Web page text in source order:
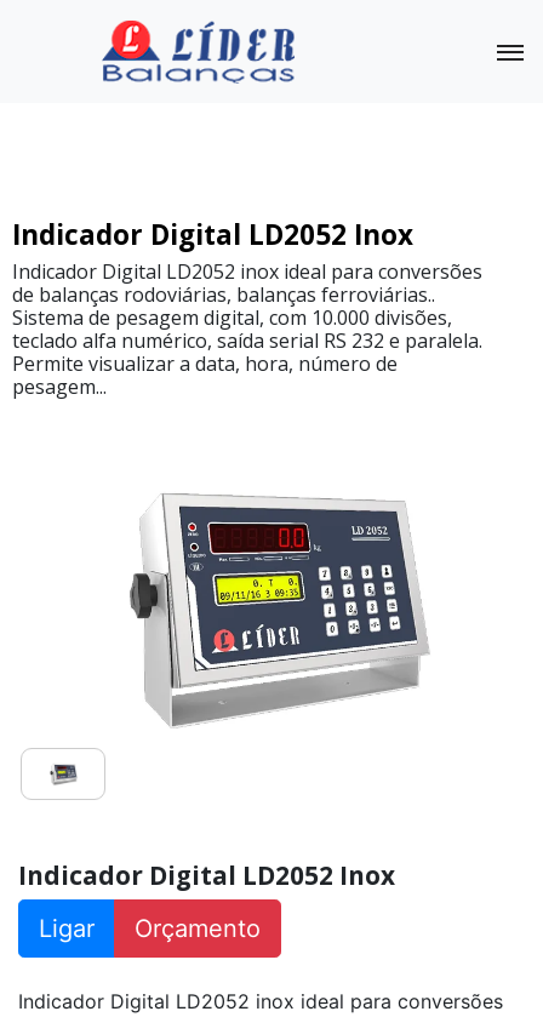
Indicador Digital LD2052 Inox
Indicador Digital LD2052 inox ideal para conversões
de balanças rodoviárias, balanças ferroviárias..
Sistema de pesagem digital, com 10.000 divisões,
teclado alfa numérico, saída serial RS 232 e paralela.
Permite visualizar a data, hora, número de
pesagem...
Indicador Digital LD2052 Inox
Ligar Orçamento
Indicador Digital LD2052 inox ideal para conversões
Linha
Completa
Indicador
Digital
LD
1050
Indicador
Indicador
Indicador
Digital
Indicador
LD
2000E
Indicador
2000P